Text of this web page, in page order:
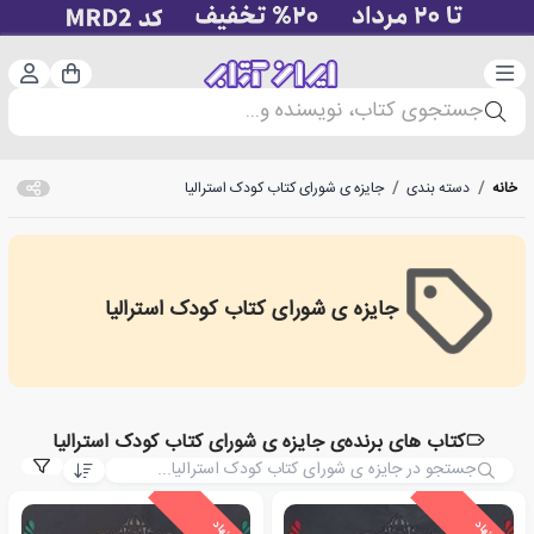
دسته‌بندی سبد
جستجوی کتاب، نویسنده و...
خانه / دسته بندی / جایزه ی شورای کتاب کودک استرالیا
جایزه ی شورای کتاب کودک استرالیا
Book Council of Australia Award
کتاب های برنده‌ی جایزه ی شورای کتاب کودک استرالیا